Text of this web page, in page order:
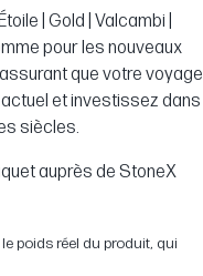
| Gold | Valcambi |
pour les nouveaux
que votre voyage
et investissez dans
siècles.
auprès de StoneX
poids réel du produit, qui